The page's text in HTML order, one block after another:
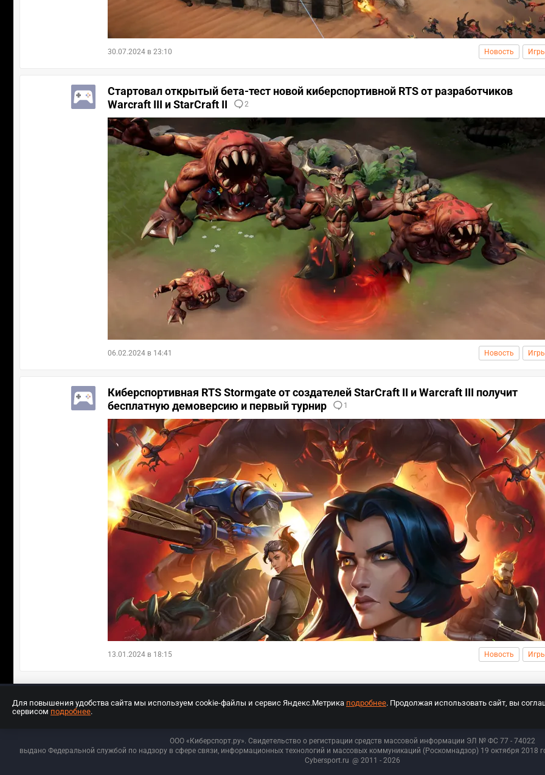
30.07.2024 в 23:10 Новость
Стартовал открытый бета-тест новой киберспортивной RTS от разработчиков
Warcraft III и StarCraft II
2
06.02.2024 в 14:41 Новость
Киберспортивная RTS Stormgate от создателей StarCraft II и Warcraft III получит
бесплатную демоверсию и первый турнир
1
13.01.2024 в 18:15 Новость
ООО «Киберспорт.ру». Свидетельство о регистрации средств массовой информации ЭЛ № ФС 77 - 74022
выдано Федеральной службой по надзору в сфере связи, информационных технологий и массовых коммуникаций (Роскомнадзор) 19 октября 2018
Cybersport.ru @ 2011 - 2026
Для повышения удобства сайта мы используем cookie-файлы и сервис Яндекс.Метрика подробнее. Продолжая использовать сайт, вы
сервисом подробнее.